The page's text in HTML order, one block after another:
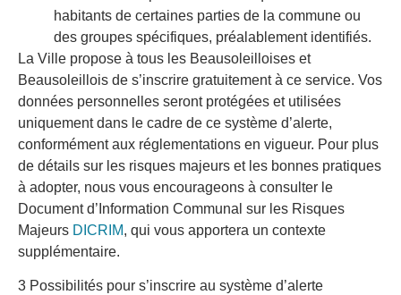
habitants de certaines parties de la commune ou
des groupes spécifiques, préalablement identifiés.
La Ville propose à tous les Beausoleilloises et
Beausoleillois de s’inscrire gratuitement à ce service. Vos
données personnelles seront protégées et utilisées
uniquement dans le cadre de ce système d’alerte,
conformément aux réglementations en vigueur. Pour plus
de détails sur les risques majeurs et les bonnes pratiques
à adopter, nous vous encourageons à consulter le
Document d’Information Communal sur les Risques
Majeurs DICRIM, qui vous apportera un contexte
supplémentaire.
3 Possibilités pour s’inscrire au système d’alerte